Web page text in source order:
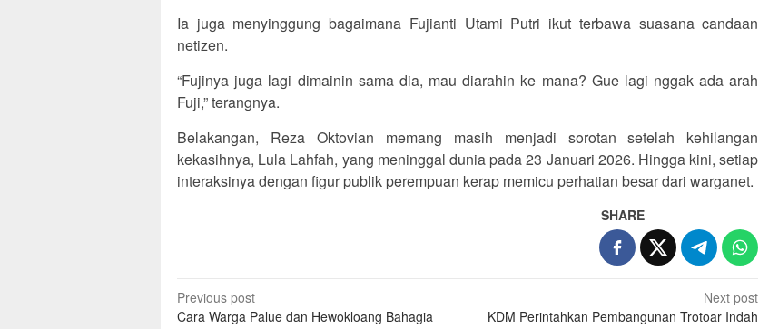
Ia juga menyinggung bagaimana Fujianti Utami Putri ikut terbawa suasana candaan
netizen.
“Fujinya juga lagi dimainin sama dia, mau diarahin ke mana? Gue lagi nggak ada arah
Fuji,” terangnya.
Belakangan, Reza Oktovian memang masih menjadi sorotan setelah kehilangan
kekasihnya, Lula Lahfah, yang meninggal dunia pada 23 Januari 2026. Hingga kini, setiap
interaksinya dengan figur publik perempuan kerap memicu perhatian besar dari warganet.
SHARE
Post
Previous post
Cara Warga Palue dan Hewokloang Bahagia
Next post
KDM Perintahkan Pembangunan Trotoar Indah